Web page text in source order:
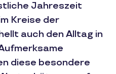
Jahreszeit
Kreise der
auch den Alltag in
diese besondere